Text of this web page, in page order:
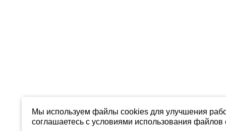
Мы используем файлы cookies для улучшения
соглашаетесь с условиями использования файлов